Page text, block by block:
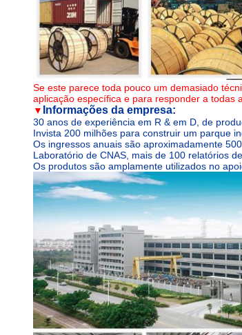
Se este parece toda pouco um demasiado
aplicação específica e para responder a todas
▼ Informações da empresa:
30 anos de experiência em R & em D, de
Invista 200 milhões para construir um parque
Os ingressos anuais são aproximadamente
Laboratório de CNAS, mais de 100 relatórios
Os produtos são amplamente utilizados no